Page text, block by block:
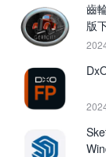
齒
版